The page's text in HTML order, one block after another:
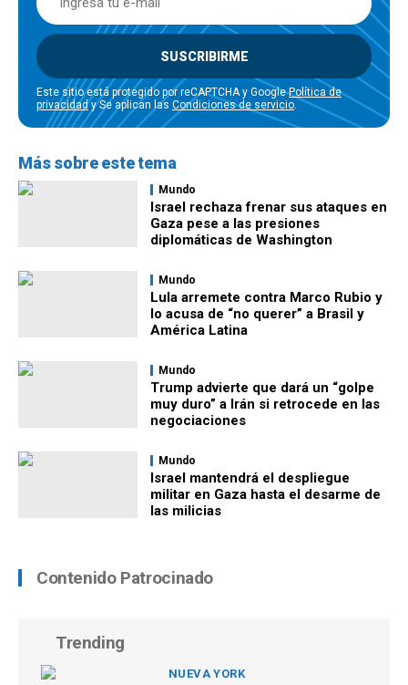
SUSCRIBIRME
Este sitio está protegido por reCAPTCHA y GooglePolítica de
privacidady Se aplican las Condiciones de servicio
Más sobre este tema
Mundo
Israel rechaza frenar sus ataques en
Gaza pese a las presiones
diplomáticas de Washington
Mundo
Lula arremete contra Marco Rubio y
lo acusa de “no querer” a Brasil y
América Latina
Mundo
Trump advierte que dará un “golpe
muy duro” a Irán si retrocede en las
negociaciones
Mundo
Israel mantendrá el despliegue
militar en Gaza hasta el desarme de
las milicias
Contenido Patrocinado
Trending
NUEVA YORK